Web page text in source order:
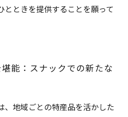
とときを提供することを願って
能：スナックでの新たな
、地域ごとの特産品を活かした